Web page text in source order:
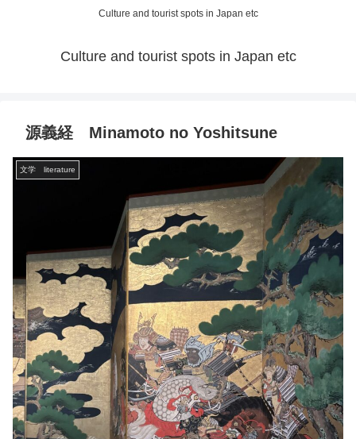
Culture and tourist spots in Japan etc
Culture and tourist spots in Japan etc
源義経 Minamoto no Yoshitsune
文学 literature